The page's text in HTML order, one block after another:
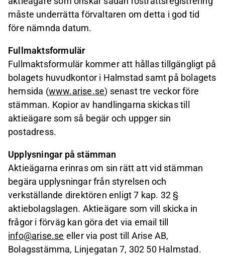
måste underrätta förvaltaren om detta i god tid
före nämnda datum.
Fullmaktsformulär
Fullmaktsformulär kommer att hållas tillgängligt på
bolagets huvudkontor i Halmstad samt på bolagets
hemsida (www.arise.se) senast tre veckor före
stämman. Kopior av handlingarna skickas till
aktieägare som så begär och uppger sin
postadress.
Upplysningar på stämman
Aktieägarna erinras om sin rätt att vid stämman
begära upplysningar från styrelsen och
verkställande direktören enligt 7 kap. 32 §
aktiebolagslagen. Aktieägare som vill skicka in
frågor i förväg kan göra det via email till
info@arise.se eller via post till Arise AB,
Bolagsstämma, Linjegatan 7, 302 50 Halmstad.